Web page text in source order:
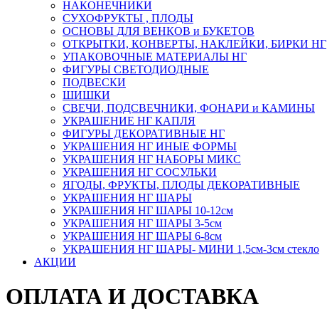
НАКОНЕЧНИКИ
СУХОФРУКТЫ , ПЛОДЫ
ОСНОВЫ ДЛЯ ВЕНКОВ и БУКЕТОВ
ОТКРЫТКИ, КОНВЕРТЫ, НАКЛЕЙКИ, БИРКИ НГ
УПАКОВОЧНЫЕ МАТЕРИАЛЫ НГ
ФИГУРЫ СВЕТОДИОДНЫЕ
ПОДВЕСКИ
ШИШКИ
СВЕЧИ, ПОДСВЕЧНИКИ, ФОНАРИ и КАМИНЫ
УКРАШЕНИЕ НГ КАПЛЯ
ФИГУРЫ ДЕКОРАТИВНЫЕ НГ
УКРАШЕНИЯ НГ ИНЫЕ ФОРМЫ
УКРАШЕНИЯ НГ НАБОРЫ МИКС
УКРАШЕНИЯ НГ СОСУЛЬКИ
ЯГОДЫ, ФРУКТЫ, ПЛОДЫ ДЕКОРАТИВНЫЕ
УКРАШЕНИЯ НГ ШАРЫ
УКРАШЕНИЯ НГ ШАРЫ 10-12см
УКРАШЕНИЯ НГ ШАРЫ 3-5см
УКРАШЕНИЯ НГ ШАРЫ 6-8см
УКРАШЕНИЯ НГ ШАРЫ- МИНИ 1,5см-3см стекло
АКЦИИ
ОПЛАТА И ДОСТАВКА